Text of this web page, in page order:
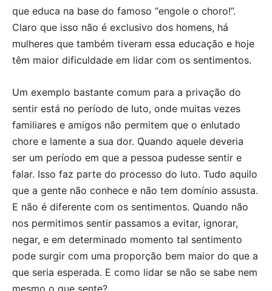
que educa na base do famoso “engole o choro!”.
Claro que isso não é exclusivo dos homens, há
mulheres que também tiveram essa educação e hoje
têm maior dificuldade em lidar com os sentimentos.
Um exemplo bastante comum para a privação do
sentir está no período de luto, onde muitas vezes
familiares e amigos não permitem que o enlutado
chore e lamente a sua dor. Quando aquele deveria
ser um período em que a pessoa pudesse sentir e
falar. Isso faz parte do processo do luto. Tudo aquilo
que a gente não conhece e não tem domínio assusta.
E não é diferente com os sentimentos. Quando não
nos permitimos sentir passamos a evitar, ignorar,
negar, e em determinado momento tal sentimento
pode surgir com uma proporção bem maior do que a
que seria esperada. E como lidar se não se sabe nem